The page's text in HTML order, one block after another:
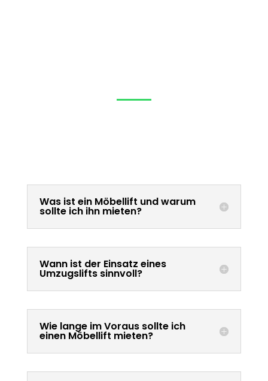
Was ist ein Möbellift und warum
sollte ich ihn mieten?
Wann ist der Einsatz eines
Umzugslifts sinnvoll?
Wie lange im Voraus sollte ich
einen Möbellift mieten?